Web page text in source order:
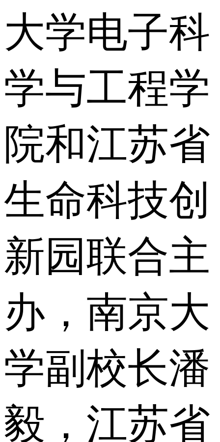
大学电子科
学与工程学
院和江苏省
生命科技创
新园联合主
办，南京大
学副校长潘
毅，江苏省